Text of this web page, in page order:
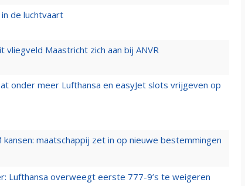
de luchtvaart
vliegveld Maastricht zich aan bij ANVR
onder meer Lufthansa en easyJet slots vrijgeven op
maatschappij zet in op nieuwe bestemmingen
Lufthansa overweegt eerste 777-9’s te weigeren